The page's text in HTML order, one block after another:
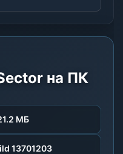
на ПК
МБ
13701203